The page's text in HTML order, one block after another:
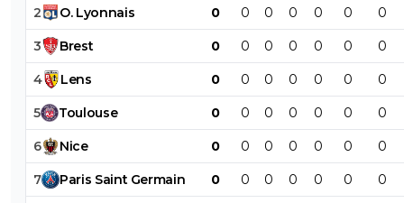
2 O. Lyonnais 0 0 0 0 0 0 0
3 Brest 0 0 0 0 0 0 0
4 Lens 0 0 0 0 0 0 0
5 Toulouse 0 0 0 0 0 0 0
6 Nice 0 0 0 0 0 0 0
7 Paris Saint Germain 0 0 0 0 0 0 0